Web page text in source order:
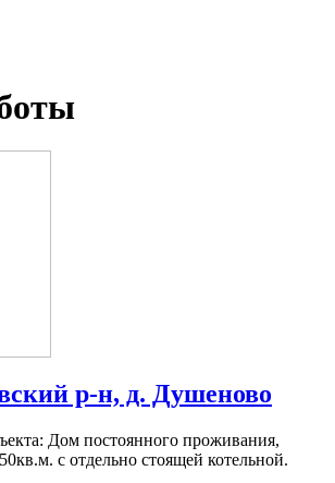
р-н, д. Душеново
Дом постоянного проживания,
с отдельно стоящей котельной.